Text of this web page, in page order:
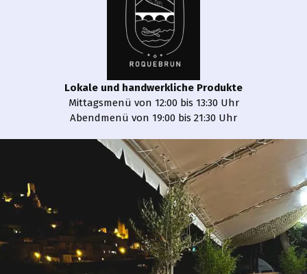
Lokale und handwerkliche Produkte
Mittagsmenü von 12:00 bis 13:30 Uhr
Abendmenü von 19:00 bis 21:30 Uhr